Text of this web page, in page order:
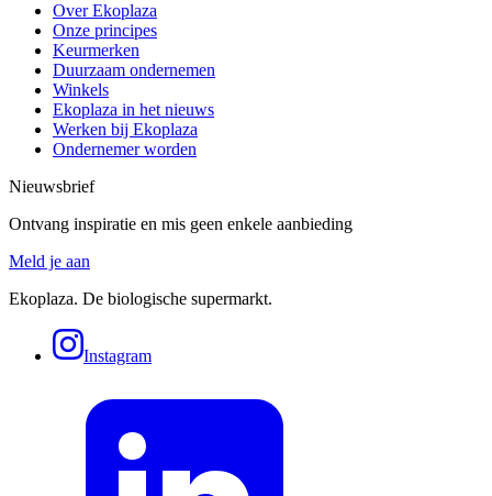
Over Ekoplaza
Onze principes
Keurmerken
Duurzaam ondernemen
Winkels
Ekoplaza in het nieuws
Werken bij Ekoplaza
Ondernemer worden
Nieuwsbrief
Ontvang inspiratie en mis geen enkele aanbieding
Meld je aan
Ekoplaza. De biologische supermarkt.
Instagram